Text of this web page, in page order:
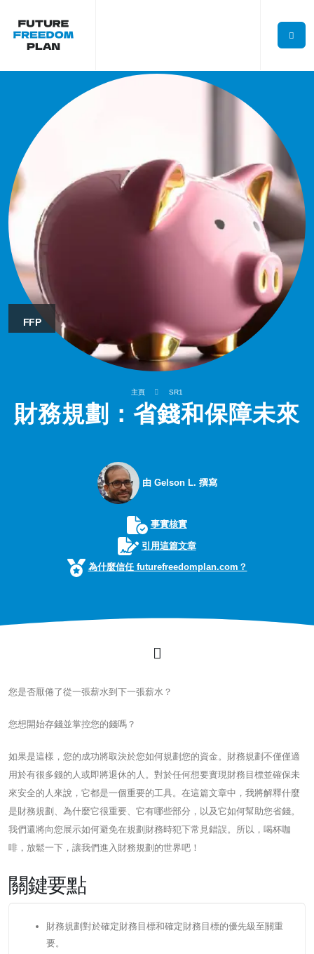
FFP
主頁 SR1
財務規劃：省錢和保障未來
由 Gelson L. 撰寫
事實核實
引用這篇文章
為什麼信任 futurefreedomplan.com？
您是否厭倦了從一張薪水到下一張薪水？
您想開始存錢並掌控您的錢嗎？
如果是這樣，您的成功將取決於您如何規劃您的資金。財務規劃不僅僅適
用於有很多錢的人或即將退休的人。對於任何想要實現財務目標並確保未
來安全的人來說，它都是一個重要的工具。在這篇文章中，我將解釋什麼
是財務規劃、為什麼它很重要、它有哪些部分，以及它如何幫助您省錢。
我們還將向您展示如何避免在規劃財務時犯下常見錯誤。所以，喝杯咖
啡，放鬆一下，讓我們進入財務規劃的世界吧！
關鍵要點
財務規劃對於確定財務目標和確定財務目標的優先級至關重
要。